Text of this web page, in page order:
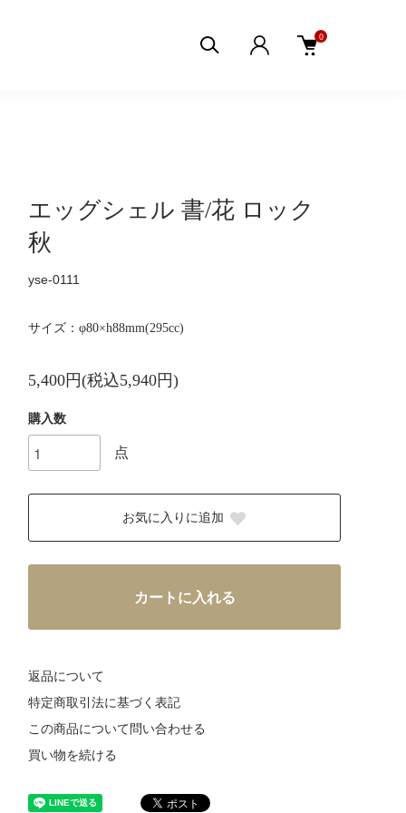
0
エッグシェル 書/花 ロック
秋
yse-0111
サイズ：φ80×h88mm(295cc)
5,400円(税込5,940円)
購入数
点
お気に入りに追加
カートに入れる
返品について
特定商取引法に基づく表記
この商品について問い合わせる
買い物を続ける